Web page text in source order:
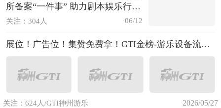
所备案“一件事” 助力剧本娱乐行
业“健康”发展
关注：304人 06/12
展位！广告位！集赞免费拿！GTI金榜-游乐设备流量王邀您报名！
关注：624人/GTI神州游乐 2026/05/27